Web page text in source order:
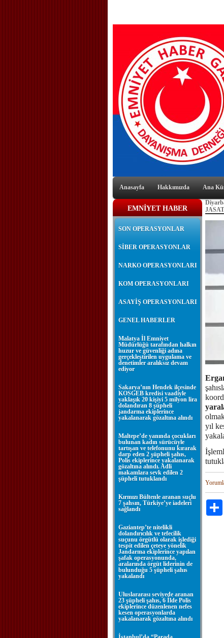
Anasayfa Hakkımızda Ana
EMNİYET HABER
SON OPERASYONLAR
SİBER OPERASYONLAR
NARKO OPERASYONLARI
KOM OPERASYONLARI
ASAYİŞ OPERASYONLARI
GENEL HABERLER
Malatya İl Emniyet
Müdürlüğü tarafından halkın
huzur ve güvenliği adına
gerçekleştirilen uygulama ve
denetimler aralıksız devam
ediyor
Sakarya’nın Hendek ilçesinde
KOSGEB kredisi vaadiyle
yaklaşık 20 kişiyi 5 milyon lira
dolandıran 8 şüpheli
jandarma ekiplerince
yakalanarak gözaltına alındı
Maltepe’de yanında çocukları
bulunan kadın sürücüyle
tartışan ve telefonunu kırarak
darp eden 2 şüpheli şahıs,
Polis ekiplerince yakalanarak
gözaltına alındı. Adli
makamlara sevk edilen 2
şüpheli tutuklandı
Kırmızı Bültenle aranan suçlu
7 şahsın, Türkiye’ye iadeleri
sağlandı
Gaziantep’te nitelikli
dolandırıcılık ve tefecilik
suçunu örgütlü olarak işlediği
tespit edilen çeteye yönelik
Jandarma ekiplerince yapılan
şafak operasyonunda,
aralarında örgüt liderinin de
bulunduğu 5 şüpheli şahıs
yakalandı
Uluslararası seviyede aranan
23 şüpheli şahıs, 6 İlde Polis
ekiplerince düzenlenen nefes
kesen operasyonlarda
yakalanarak gözaltına alındı
yıl